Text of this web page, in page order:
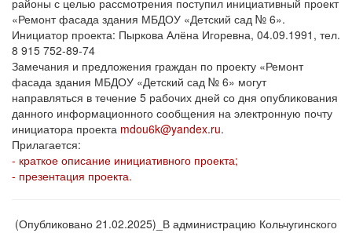
«Ремонт фасада здания МБДОУ «Детский сад № 6».
Инициатор проекта: Пыркова Алёна Игоревна, 04.09.1991, тел.
8 915 752-89-74
Замечания и предложения граждан по проекту «Ремонт
фасада здания МБДОУ «Детский сад № 6» могут
направляться в течение 5 рабочих дней со дня опубликования
данного информационного сообщения на электронную почту
инициатора проекта mdou6k@yandex.ru.
Прилагается:
- краткое описание инициативного проекта;
- презентация проекта.
(Опубликовано 21.02.2025)_В администрацию Кольчугинского